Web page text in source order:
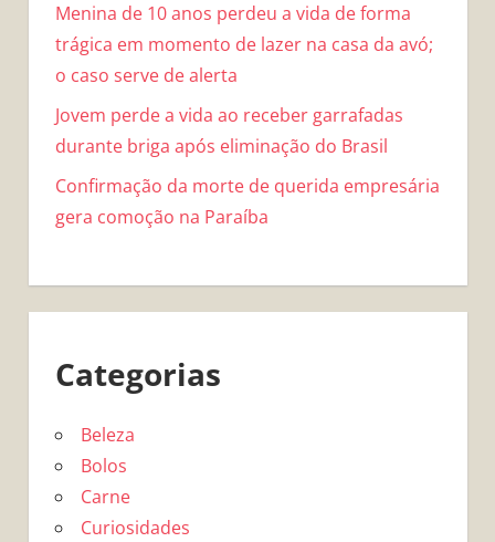
Menina de 10 anos perdeu a vida de forma
trágica em momento de lazer na casa da avó;
o caso serve de alerta
Jovem perde a vida ao receber garrafadas
durante briga após eliminação do Brasil
Confirmação da morte de querida empresária
gera comoção na Paraíba
Categorias
Beleza
Bolos
Carne
Curiosidades